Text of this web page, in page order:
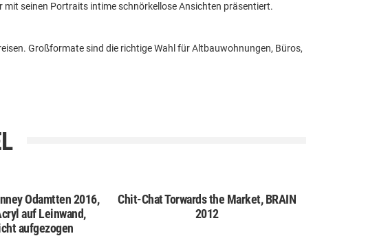
mit seinen Portraits intime schnörkellose Ansichten präsentiert.
Großformate sind die richtige Wahl für Altbauwohnungen, Büros,
Odamtten 2016,
auf Leinwand,
aufgezogen
Chit-Chat Torwards the Market, BRAIN
2012